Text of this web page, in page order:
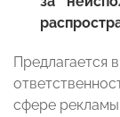
Предлагается
сфере